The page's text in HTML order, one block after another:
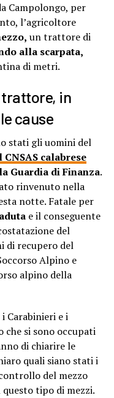
Campolongo, per
l’agricoltore
un trattore di
alla scarpata,
di metri.
in
cause
stati gli uomini del
calabrese
Guardia di Finanza.
rinvenuto nella
notte. Fatale per
e il conseguente
del
di recupero del
Alpino e
alpino della
Carabinieri e i
che si sono occupati
di chiarire le
quali siano stati i
del mezzo
tipo di mezzi.